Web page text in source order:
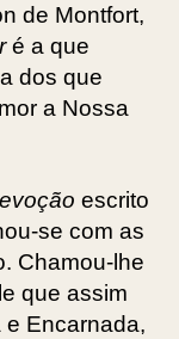
de ­Montfort,
é a que
dos que
a Nossa
escrito
se com as
Chamou-lhe
que assim
Encarnada,